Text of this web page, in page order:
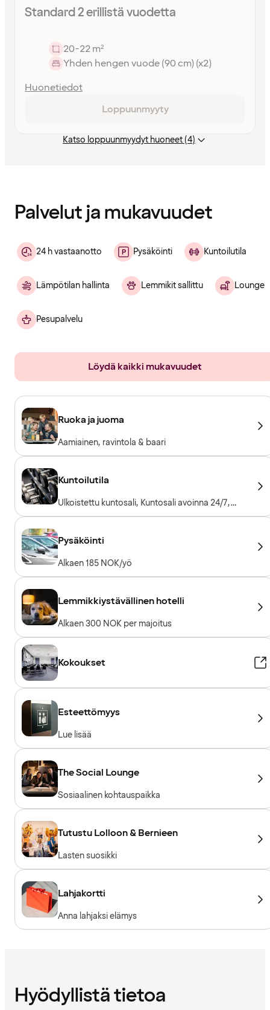
Standard 2 erillistä vuodetta
20-22 m²
Yhden hengen vuode (90 cm) (x2)
Huonetiedot
Loppuunmyyty
Katso loppuunmyydyt huoneet (4)
Palvelut ja mukavuudet
24 h vastaanotto Pysäköinti Kuntoilutila
Lämpötilan hallinta Lemmikit sallittu Lounge
Pesupalvelu
Löydä kaikki mukavuudet
Ruoka ja juoma
Aamiainen, ravintola & baari
Kuntoilutila
Ulkoistettu kuntosali, Kuntosali avoinna 24/7,
Kuntosalilaitteet, Kardiolaitteet, Vapaapainot,
Pysäköinti
Alkaen 185 NOK/yö
Lemmikkiystävällinen hotelli
Alkaen 300 NOK per majoitus
Kokoukset
Esteettömyys
Lue lisää
The Social Lounge
Sosiaalinen kohtauspaikka
Tutustu Lolloon & Bernieen
Lasten suosikki
Lahjakortti
Anna lahjaksi elämys
Hyödyllistä tietoa